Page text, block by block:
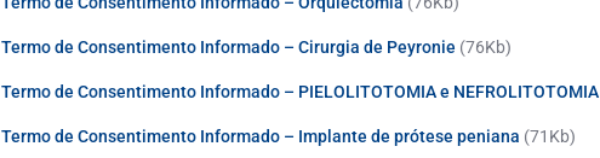
Termo de Consentimento Informado – Cirurgia de Peyronie (76Kb)
Termo de Consentimento Informado – PIELOLITOTOMIA e NEFROLITOTOMIA
Termo de Consentimento Informado – Implante de prótese peniana (71Kb)